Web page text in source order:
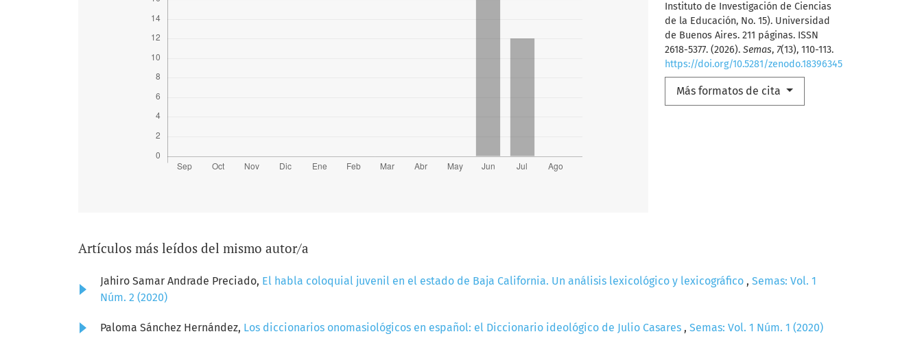
Instituto de Investigación de Ciencias
de la Educación, No. 15). Universidad
de Buenos Aires. 211 páginas. ISSN
2618-5377. (2026). Semas, 7(13), 110-113.
https://doi.org/10.5281/zenodo.18396345
Más formatos de cita
Artículos más leídos del mismo autor/a
Jahiro Samar Andrade Preciado, El habla coloquial juvenil en el estado de Baja California. Un análisis lexicológico y lexicográfico , Semas: Vol. 1
Núm. 2 (2020)
Paloma Sánchez Hernández, Los diccionarios onomasiológicos en español: el Diccionario ideológico de Julio Casares , Semas: Vol. 1 Núm. 1 (2020)